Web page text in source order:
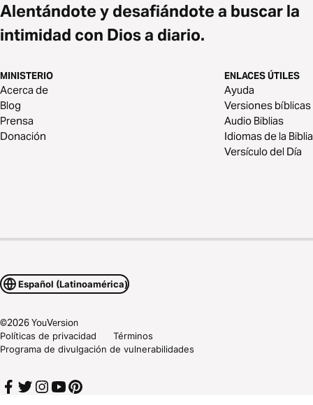
Alentándote y desafiándote a buscar la
intimidad con Dios a diario.
MINISTERIO
Acerca de
Blog
Prensa
Donación
ENLACES ÚTILES
Ayuda
Versiones bíblicas
Audio Biblias
Idiomas de la Biblia
Versículo del Día
Español (Latinoamérica)
©2026YouVersion
Políticas de privacidad
Términos
Programa de divulgación de vulnerabilidades